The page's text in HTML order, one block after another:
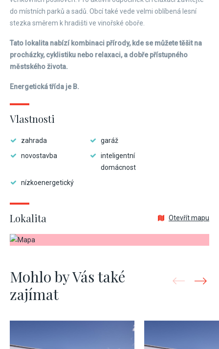
do místních parků a sadů. Obcí také vede velmi oblíbená lesní
stezka směrem k hradišti ve vinořské oboře.
Tato lokalita nabízí kombinaci přírody, kde se můžete těšit na
procházky, cyklistiku nebo relaxaci, a dobře přístupného
městského života.
Energetická třída je B.
Vlastnosti
zahrada
garáž
novostavba
inteligentní
domácnost
nízkoenergetický
Lokalita Otevřít mapu
Mohlo by Vás také
zajímat